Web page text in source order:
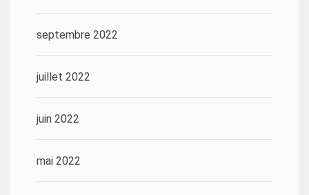
septembre 2022
juillet 2022
juin 2022
mai 2022